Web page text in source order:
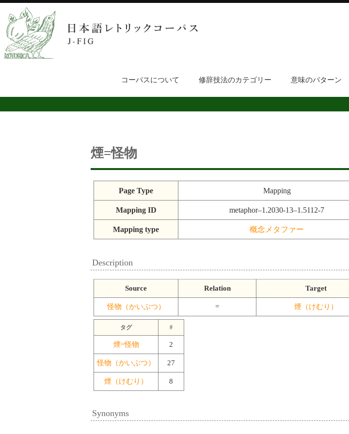
コーパスについて 修辞技法のカテゴリー 意味のパターン
煙=怪物
Page Type Mapping
Mapping ID metaphor–1.2030-13–1.5112-7
Mapping type 概念メタファー
Description
Source Relation Target
怪物（かいぶつ） = 煙（けむり）
タグ #
煙=怪物 2
怪物（かいぶつ） 27
煙（けむり） 8
Synonyms